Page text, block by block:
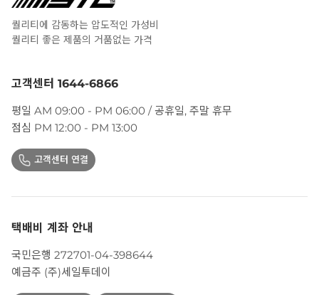
퀄리티에 감동하는 압도적인 가성비
퀄리티 좋은 제품의 거품없는 가격
고객센터 1644-6866
평일 AM 09:00 - PM 06:00 / 공휴일, 주말 휴무
점심 PM 12:00 - PM 13:00
고객센터 연결
택배비 계좌 안내
국민은행 272701-04-398644
예금주 (주)세일투데이